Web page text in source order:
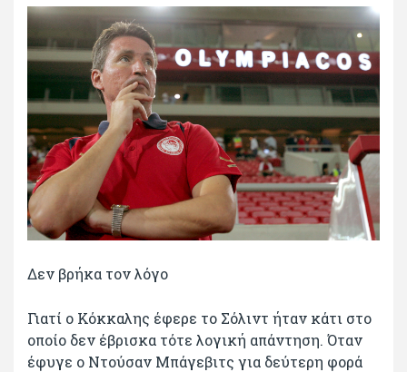
Δεν βρήκα τον λόγο
Γιατί ο Κόκκαλης έφερε το Σόλιντ ήταν κάτι στο
οποίο δεν έβρισκα τότε λογική απάντηση. Όταν
έφυγε ο Ντούσαν Μπάγεβιτς για δεύτερη φορά